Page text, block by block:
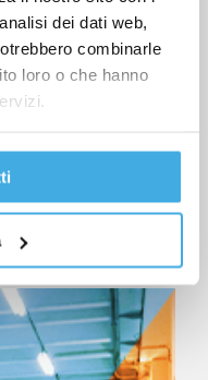
dei dati web,
combinarle
loro o che hanno